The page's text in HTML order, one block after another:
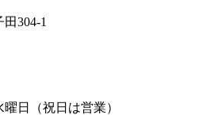
304-1
日（祝日は営業）